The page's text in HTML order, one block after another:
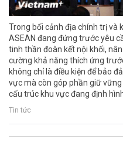
Trong bối cảnh địa chính trị và
ASEAN đang đứng trước yêu
tinh thần đoàn kết nội khối,
cường khả năng thích ứng
không chỉ là điều kiện để bảo
vực mà còn góp phần giữ
cấu trúc khu vực đang định
Tin tức